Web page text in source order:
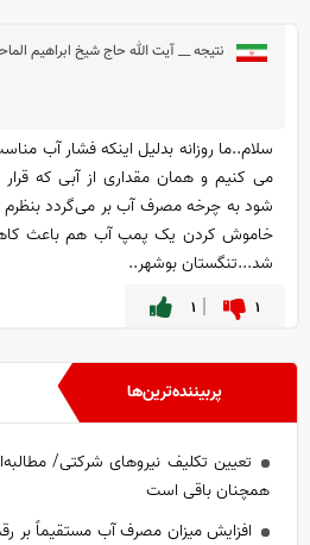
نتیجه __ آیت الله حاج شیخ ابراهیم
سلام..ما روزانه بدلیل اینکه فشار آب
می کنیم و همان مقداری از آبی که قرار
شود به چرخه مصرف آب بر می‌گردد
خاموش کردن یک پمپ آب هم باعث
شد...تنگستان بوشهر..
۱ ۱
پربیننده‌ترین‌ها
تعیین تکلیف نیروهای شرکتی/
همچنان باقی است
افزایش میزان مصرف آب مستقیماً بر